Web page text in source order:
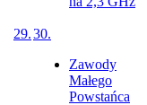
29.30.
Zawody
Małego
Powstańca